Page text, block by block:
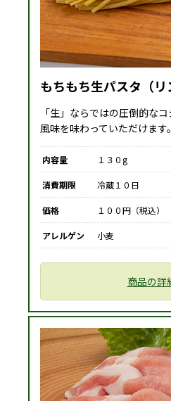
もちもち生パスタ（リ
「生」ならではの圧倒的な
風味を味わっていただけます
内容量 １３０g
消費期限 冷蔵１０日
価格 １００円（税込）
アレルゲン 小麦
商品の詳